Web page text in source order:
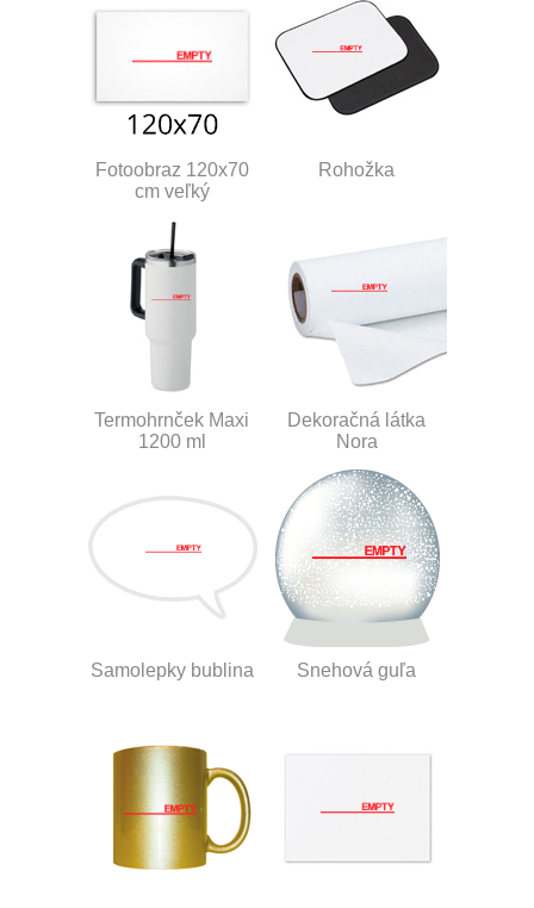
Fotoobraz 120x70
cm veľký
Rohožka
Termohrnček Maxi
1200 ml
Dekoračná látka
Nora
Samolepky bublina Snehová guľa